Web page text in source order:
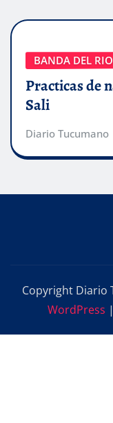
BANDA DEL
Practicas de
Sali
Diario Tucumano
Copyright Diario
WordPress |